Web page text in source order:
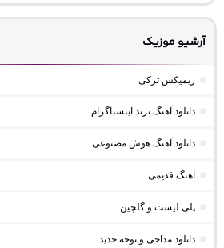
آرشیو موزیک
ریمیکس ترکی
دانلود آهنگ ترند اینستاگرام
دانلود آهنگ هوش مصنوعی
اهنگ قدیمی
پلی لیست و گلچین
دانلود مداحی و نوحه جدید